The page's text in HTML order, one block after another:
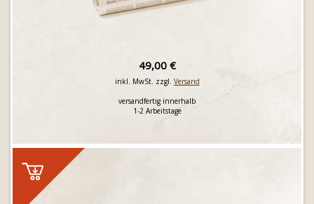
49,00 €
inkl. MwSt. zzgl. Versand
versandfertig innerhalb
1-2 Arbeitstage